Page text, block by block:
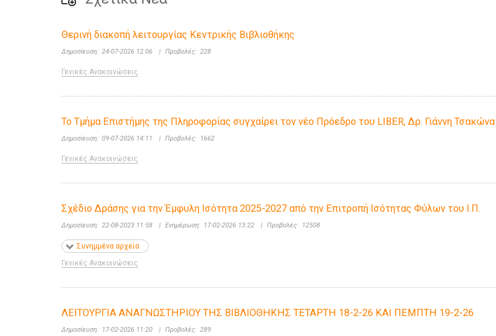
Θερινή διακοπή λειτουργίας Κεντρικής Βιβλιοθήκης
Δημοσίευση: 24-07-2026 12:06 | Προβολές: 228
Γενικές Ανακοινώσεις
Το Τμήμα Επιστήμης της Πληροφορίας συγχαίρει τον νέο Πρόεδρο του LIBER, Δρ. Γιάννη Τσακώνα
Δημοσίευση: 09-07-2026 14:11 | Προβολές: 1662
Γενικές Ανακοινώσεις
Σχέδιο Δράσης για την Έμφυλη Ισότητα 2025-2027 από την Επιτροπή Ισότητας Φύλων του Ι.Π.
Δημοσίευση: 22-08-2023 11:58 | Ενημέρωση: 17-02-2026 13:22 | Προβολές: 12508
Συνημμένα αρχεία
Γενικές Ανακοινώσεις
ΛΕΙΤΟΥΡΓΙΑ ΑΝΑΓΝΩΣΤΗΡΙΟΥ ΤΗΣ ΒΙΒΛΙΟΘΗΚΗΣ ΤΕΤΑΡΤΗ 18-2-26 ΚΑΙ ΠΕΜΠΤΗ 19-2-26
Δημοσίευση: 17-02-2026 11:20 | Προβολές: 289